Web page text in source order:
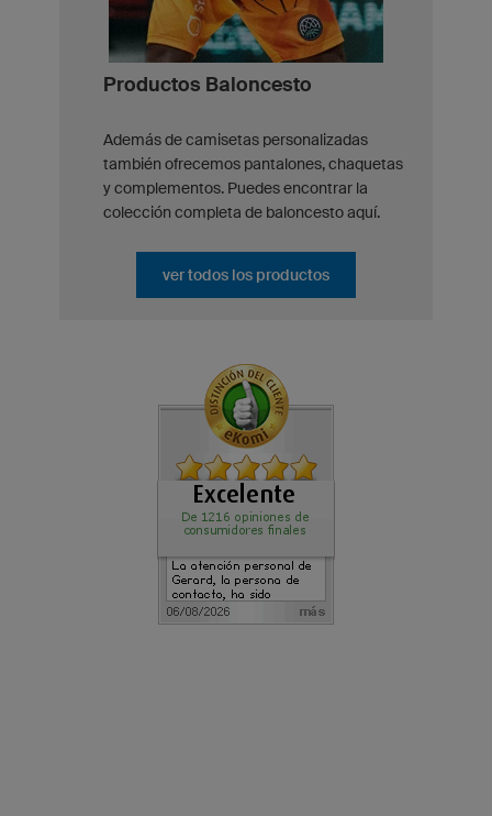
Productos Baloncesto
Además de camisetas personalizadas
también ofrecemos pantalones, chaquetas
y complementos. Puedes encontrar la
colección completa de baloncesto aquí.
ver todos los productos